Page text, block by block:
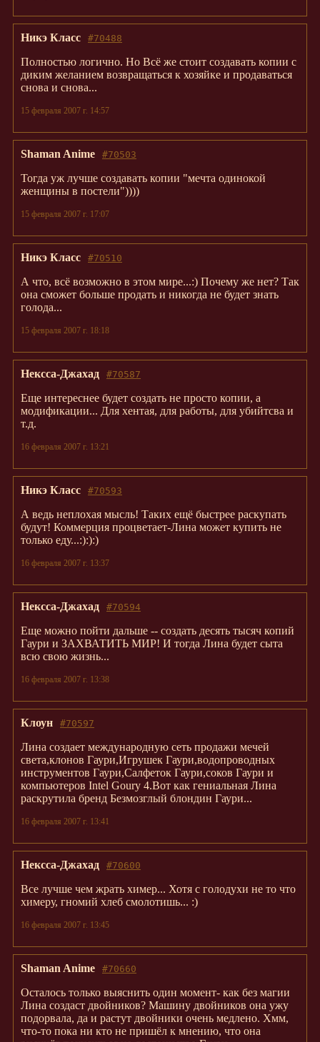
#70488
Никэ Класс
Полностью логично. Но Всё же стоит создавать копии с
диким желанием возвращаться к хозяйке и продаваться
снова и снова...
15 февраля 2007 г. 14:57
#70503
Shaman Anime
Тогда уж лучше создавать копии "мечта одинокой
женщины в постели"))))
15 февраля 2007 г. 17:07
#70510
Никэ Класс
А что, всё возможно в этом мире...:) Почему же нет? Так
она сможет больше продать и никогда не будет знать
голода...
15 февраля 2007 г. 18:18
#70587
Нексса-Джахад
Еще интереснее будет создать не просто копии, а
модификации... Для хентая, для работы, для убийтсва и
т.д.
16 февраля 2007 г. 13:21
#70593
Никэ Класс
А ведь неплохая мысль! Таких ещё быстрее раскупать
будут! Коммерция процветает-Лина может купить не
только еду...:):):)
16 февраля 2007 г. 13:37
#70594
Нексса-Джахад
Еще можно пойти дальше -- создать десять тысяч копий
Гаури и ЗАХВАТИТЬ МИР! И тогда Лина будет сыта
всю свою жизнь...
16 февраля 2007 г. 13:38
#70597
Клоун
Лина создает международную сеть продажи мечей
света,клонов Гаури,Игрушек Гаури,водопроводных
инструментов Гаури,Салфеток Гаури,соков Гаури и
компьютеров Intel Goury 4.Вот как гениальная Лина
раскрутила бренд Безмозглый блондин Гаури...
16 февраля 2007 г. 13:41
#70600
Нексса-Джахад
Все лучше чем жрать химер... Хотя с голодухи не то что
химеру, гномий хлеб смолотишь... :)
16 февраля 2007 г. 13:45
#70660
Shaman Anime
Осталось только выяснить один момент- как без магии
Лина создаст двойников? Машину двойников она ужу
подорвала, да и растут двойники очень медлено. Хмм,
что-то пока ни кто не пришёл к мнению, что она